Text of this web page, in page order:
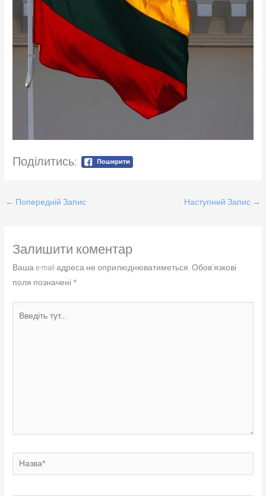
Поділитись:
← Попередній Запис Наступний Запис →
Залишити коментар
Ваша e-mail адреса не оприлюднюватиметься. Обов’язкові
поля позначені *
Назва*